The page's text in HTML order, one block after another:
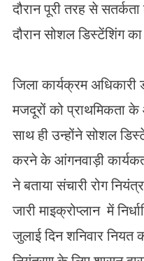
दौरान पूरी तरह से
दौरान सोशल डिस्टेंशिंग
जिला कार्यक्रम अधिकारी
मजदूरों को प्राथमिकता के
साथ ही उन्होंने सोशल
करने के आंगनवाड़ी
ने बताया संचारी रोग
जारी माइक्रोप्लान में
जुलाई दिन शनिवार